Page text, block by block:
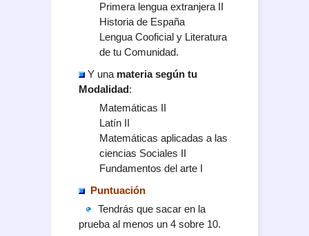
Primera lengua extranjera II
Historia de España
Lengua Cooficial y Literatura
de tu Comunidad.
Y una materia según tu
Modalidad:
Matemáticas II
Latín II
Matemáticas aplicadas a las
ciencias Sociales II
Fundamentos del arte I
Puntuación
Tendrás que sacar en la
prueba al menos un 4 sobre 10.